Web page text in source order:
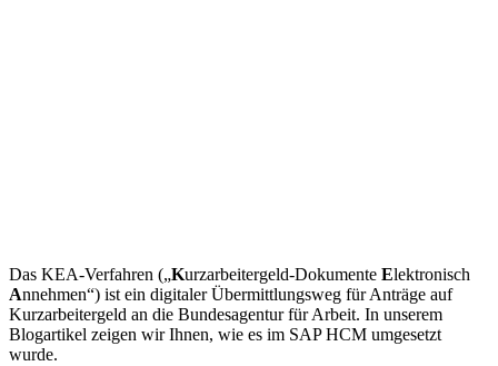
Das KEA-Verfahren („Kurzarbeitergeld-Dokumente Elektronisch
Annehmen“) ist ein digitaler Übermittlungsweg für Anträge auf
Kurzarbeitergeld an die Bundesagentur für Arbeit. In unserem
Blogartikel zeigen wir Ihnen, wie es im SAP HCM umgesetzt
wurde.